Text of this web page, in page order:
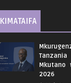
KIMATAIFA
2026